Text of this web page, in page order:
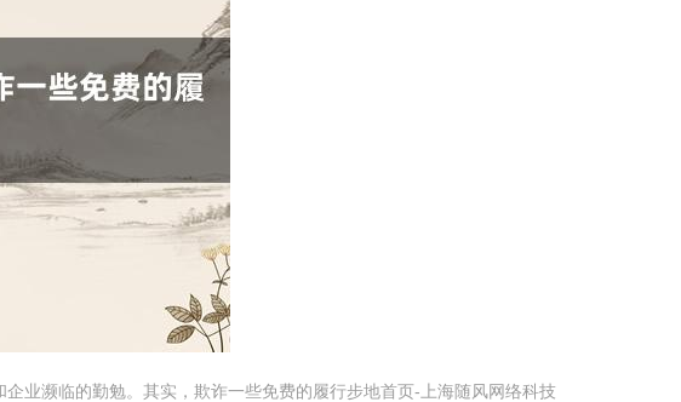
业濒临的勤勉。其实，欺诈一些免费的履行步地首页-上海随风网络科技